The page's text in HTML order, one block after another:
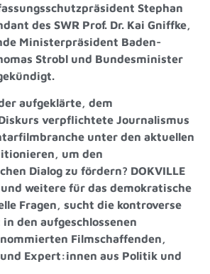
Stephan
des SWR Prof. Dr. Kai Gniffke,
Ministerpräsident Baden-
Strobl und Bundesminister
aufgeklärte, dem
verpflichtete Journalismus
unter den aktuellen
um den
Dialog zu fördern? DOKVILLE
weitere für das demokratische
Fragen, sucht die kontroverse
den aufgeschlossenen
Filmschaffenden,
Expert:innen aus Politik und